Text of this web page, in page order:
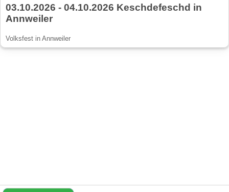
03.10.2026 - 04.10.2026 Keschdefeschd in
Annweiler
Volksfest in Annweiler